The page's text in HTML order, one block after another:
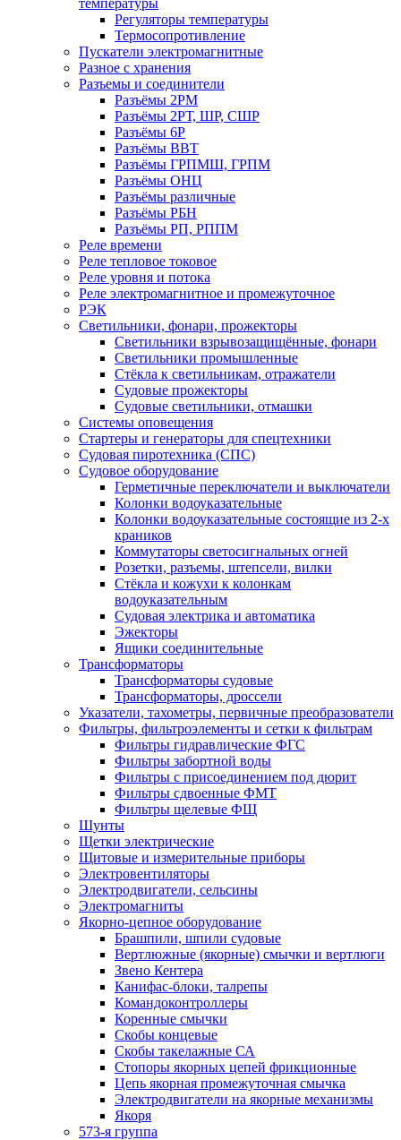
Регуляторы температуры
Термосопротивление
Пускатели электромагнитные
Разное с хранения
Разъемы и соединители
Разъёмы 2РМ
Разъёмы 2РТ, ШР, СШР
Разъёмы 6Р
Разъёмы ВВТ
Разъёмы ГРПМШ, ГРПМ
Разъёмы ОНЦ
Разъёмы различные
Разъёмы РБН
Разъёмы РП, РППМ
Реле времени
Реле тепловое токовое
Реле уровня и потока
Реле электромагнитное и промежуточное
РЭК
Светильники, фонари, прожекторы
Светильники взрывозащищённые, фонари
Светильники промышленные
Стёкла к светильникам, отражатели
Судовые прожекторы
Судовые светильники, отмашки
Системы оповещения
Стартеры и генераторы для спецтехники
Судовая пиротехника (СПС)
Судовое оборудование
Герметичные переключатели и выключатели
Колонки водоуказательные
Колонки водоуказательные состоящие из 2-х
краников
Коммутаторы светосигнальных огней
Розетки, разъемы, штепсели, вилки
Стёкла и кожухи к колонкам
водоуказательным
Судовая электрика и автоматика
Эжекторы
Ящики соединительные
Трансформаторы
Трансформаторы судовые
Трансформаторы, дроссели
Указатели, тахометры, первичные преобразователи
Фильтры, фильтроэлементы и сетки к фильтрам
Фильтры гидравлические ФГС
Фильтры забортной воды
Фильтры с присоединением под дюрит
Фильтры сдвоенные ФМТ
Фильтры щелевые ФЩ
Шунты
Щетки электрические
Щитовые и измерительные приборы
Электровентиляторы
Электродвигатели, сельсины
Электромагниты
Якорно-цепное оборудование
Брашпили, шпили судовые
Вертлюжные (якорные) смычки и вертлюги
Звено Кентера
Канифас-блоки, талрепы
Командоконтроллеры
Коренные смычки
Скобы концевые
Скобы такелажные СА
Стопоры якорных цепей фрикционные
Цепь якорная промежуточная смычка
Электродвигатели на якорные механизмы
Якоря
573-я группа